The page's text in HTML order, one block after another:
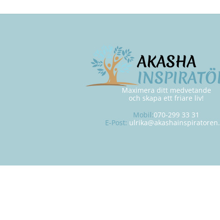
Maximera ditt medvetande
och skapa ett friare liv!
Mobil:070-299 33 31
E-Post: